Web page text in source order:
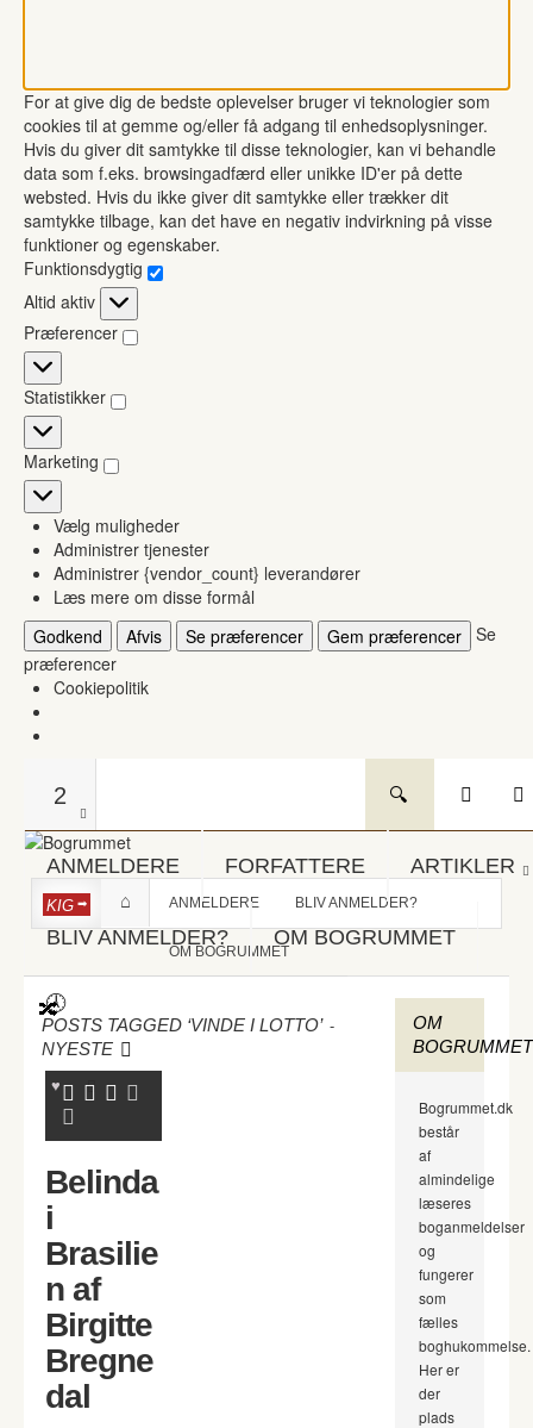
For at give dig de bedste oplevelser bruger vi teknologier som
cookies til at gemme og/eller få adgang til enhedsoplysninger.
Hvis du giver dit samtykke til disse teknologier, kan vi behandle
data som f.eks. browsingadfærd eller unikke ID'er på dette
websted. Hvis du ikke giver dit samtykke eller trækker dit
samtykke tilbage, kan det have en negativ indvirkning på visse
funktioner og egenskaber.
Funktionsdygtig
Funktionsdygtig
Altid aktiv
Præferencer
Præferencer
Statistikker
Statistikker
Marketing
Marketing
Vælg muligheder
Administrer tjenester
Administrer {vendor_count} leverandører
Læs mere om disse formål
Godkend
Afvis Se præferencer Gem præferencer Se
præferencer
Cookiepolitik
2
ANMELDERE FORFATTERE ARTIKLER
BLIV ANMELDER? OM BOGRUMMET
KIG ANMELDERE BLIV ANMELDER?
OM BOGRUMMET
POSTS TAGGED ‘VINDE I LOTTO’ -
NYESTE
Belinda
i
Brasilie
n af
Birgitte
Bregne
dal
OM
BOGRUMMET
Bogrummet.dk
består
af
almindelige
læseres
boganmeldelser
og
fungerer
som
fælles
boghukommelse.
Her er
der
plads